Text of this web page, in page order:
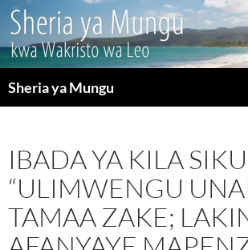
Sheria ya Mungu
IBADA YA KILA
“ULIMWENGU
TAMAA ZAKE;